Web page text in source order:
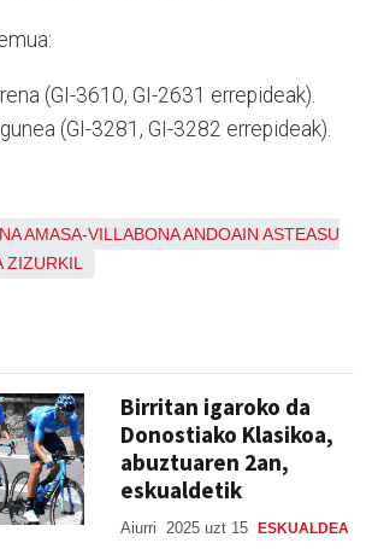
(GI-3610, GI-2631 errepideak).
(GI-3281, GI-3282 errepideak).
AMASA-VILLABONAANDOAIN ASTEASU
ZIZURKIL
Birritan igaroko da
Donostiako Klasikoa,
abuztuaren 2an,
eskualdetik
Aiurri 2025 uzt 15 ESKUALDEA